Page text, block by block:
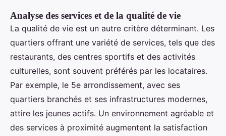
Analyse des services et de la qualité de vie
La qualité de vie est un autre critère déterminant. Les
quartiers offrant une variété de services, tels que des
restaurants, des centres sportifs et des activités
culturelles, sont souvent préférés par les locataires.
Par exemple, le 5e arrondissement, avec ses
quartiers branchés et ses infrastructures modernes,
attire les jeunes actifs. Un environnement agréable et
des services à proximité augmentent la satisfaction